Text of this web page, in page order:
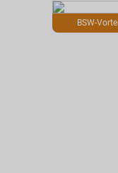
BSW-Vorteil